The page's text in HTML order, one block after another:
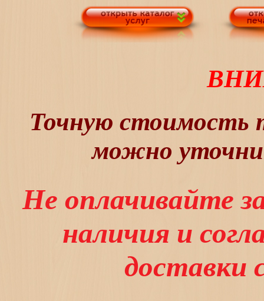
Точную стоимость
можно
Не оплачивайте
наличия и
доставки